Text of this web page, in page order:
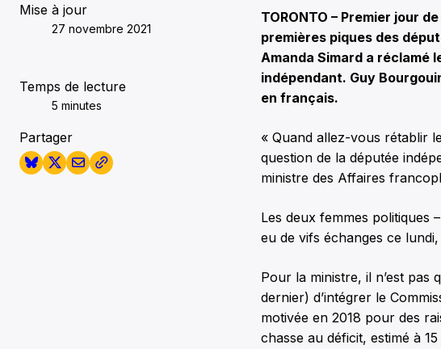
Mise à jour
27 novembre 2021
Temps de lecture
5 minutes
Partager
TORONTO – Premier jour
premières piques des
Amanda Simard a réclamé
indépendant. Guy
en français.
« Quand allez-vous rétablir
question de la députée
ministre des Affaires
Les deux femmes politiques
eu de vifs échanges ce
Pour la ministre, il n’est pas
dernier) d’intégrer le
motivée en 2018 pour des
chasse au déficit, estimé à